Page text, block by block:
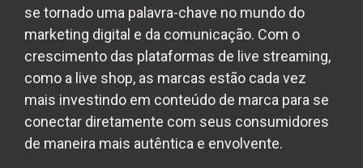
se tornado uma palavra-chave no mundo do
marketing digital e da comunicação. Com o
crescimento das plataformas de live streaming,
como a live shop, as marcas estão cada vez
mais investindo em conteúdo de marca para se
conectar diretamente com seus consumidores
de maneira mais autêntica e envolvente.